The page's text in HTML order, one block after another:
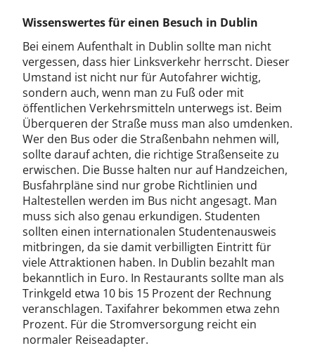
Wissenswertes für einen Besuch in Dublin
Bei einem Aufenthalt in Dublin sollte man nicht
vergessen, dass hier Linksverkehr herrscht. Dieser
Umstand ist nicht nur für Autofahrer wichtig,
sondern auch, wenn man zu Fuß oder mit
öffentlichen Verkehrsmitteln unterwegs ist. Beim
Überqueren der Straße muss man also umdenken.
Wer den Bus oder die Straßenbahn nehmen will,
sollte darauf achten, die richtige Straßenseite zu
erwischen. Die Busse halten nur auf Handzeichen,
Busfahrpläne sind nur grobe Richtlinien und
Haltestellen werden im Bus nicht angesagt. Man
muss sich also genau erkundigen. Studenten
sollten einen internationalen Studentenausweis
mitbringen, da sie damit verbilligten Eintritt für
viele Attraktionen haben. In Dublin bezahlt man
bekanntlich in Euro. In Restaurants sollte man als
Trinkgeld etwa 10 bis 15 Prozent der Rechnung
veranschlagen. Taxifahrer bekommen etwa zehn
Prozent. Für die Stromversorgung reicht ein
normaler Reiseadapter.